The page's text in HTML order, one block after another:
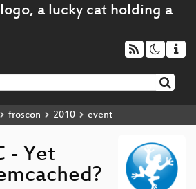
froscon 2010 event
- Yet